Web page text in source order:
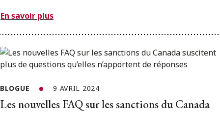
En savoir plus
BLOGUE 9 AVRIL 2024
Les nouvelles FAQ sur les sanctions du Canada